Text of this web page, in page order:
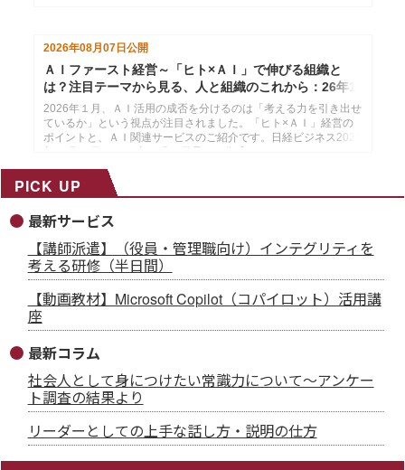
2026年08月07日 公開
ＡＩファースト経営～「ヒト×ＡＩ」で伸びる組織と
は？注目テーマから見る、人と組織のこれから：26年1
月14日配信
2026年１月、ＡＩ活用の成否を分けるのは「考える力を引き出せ
ているか」という視点が注目されました。「ヒト×ＡＩ」経営の
ポイントと、ＡＩ関連サービスのご紹介です。日経ビジネス2025
ールマガジン26年１月14配信分です。
PICK UP
最新サービス
【講師派遣】（役員・管理職向け）インテグリティを
考える研修（半日間）
【動画教材】Microsoft Copilot（コパイロット）活用講
座
最新コラム
社会人として身につけたい常識力について～アンケー
ト調査の結果より
リーダーとしての上手な話し方・説明の仕方